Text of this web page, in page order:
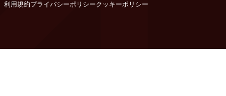
利用規約プライバシーポリシークッキーポリシー